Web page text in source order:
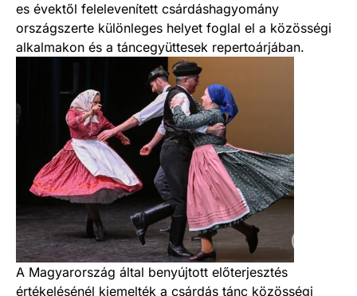
es évektől felelevenített csárdáshagyomány
országszerte különleges helyet foglal el a közösségi
alkalmakon és a táncegyüttesek repertoárjában.
A Magyarország által benyújtott előterjesztés
értékelésénél kiemelték a csárdás tánc közösségi